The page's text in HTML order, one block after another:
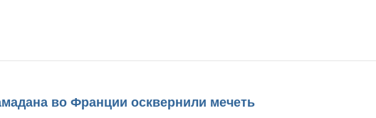
во Франции осквернили мечеть